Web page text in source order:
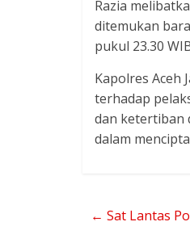
Razia
ditemukan
pukul 23.30
Kapolres Aceh
terhadap
dan ketertiban
dalam
← Sat Lantas